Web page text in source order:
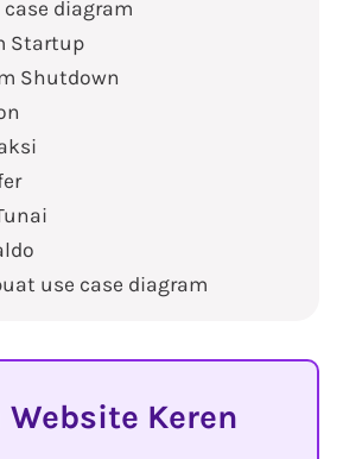
diagram
Startup
Shutdown
use case diagram
Website Keren